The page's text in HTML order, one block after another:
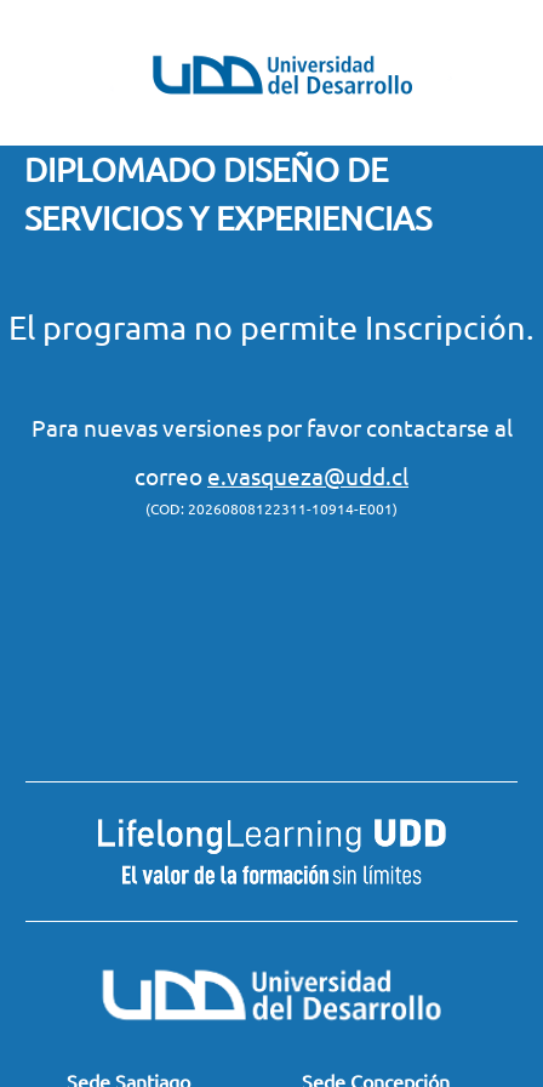
DIPLOMADO DISEÑO DE
SERVICIOS Y EXPERIENCIAS
El programa no permite Inscripción.
Para nuevas versiones por favor contactarse al
correo e.vasqueza@udd.cl
(COD: 20260808122311-10914-E001)
Sede Santiago Sede Concepción